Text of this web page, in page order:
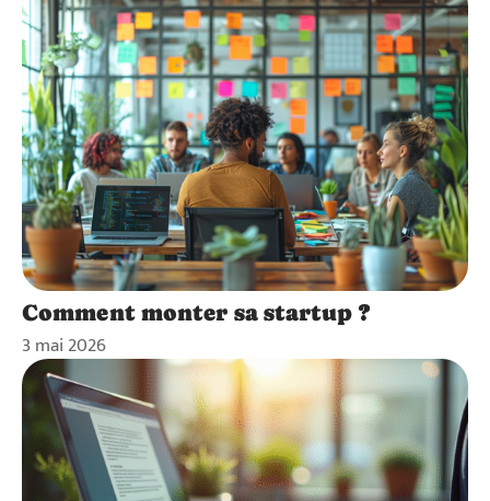
Comment monter sa startup ?
3 mai 2026